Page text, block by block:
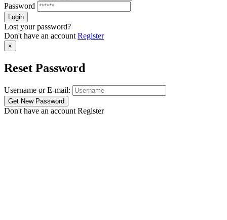
Password
Lost your password?
Don't have an account Register
×
Reset Password
Username or E-mail:
Don't have an account Register